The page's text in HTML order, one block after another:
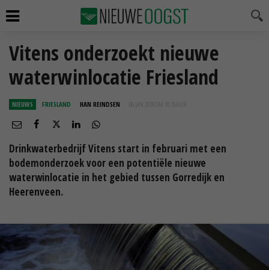
Vitens onderzoekt nieuwe
waterwinlocatie Friesland
NIEUWS FRIESLAND HAN REINDSEN 06 JAN 2018 OM 10:35
Drinkwaterbedrijf Vitens start in februari met een
bodemonderzoek voor een potentiële nieuwe
waterwinlocatie in het gebied tussen Gorredijk en
Heerenveen.